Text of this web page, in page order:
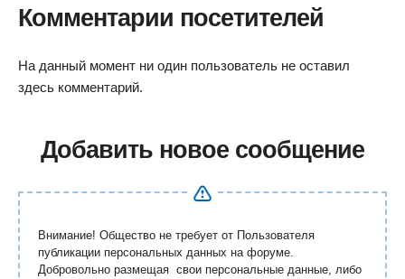
Комментарии посетителей
На данный момент ни один пользователь не оставил
здесь комментарий.
Добавить новое сообщение
Внимание! Общество не требует от Пользователя
публикации персональных данных на форуме.
Добровольно размещая свои персональные данные, либо